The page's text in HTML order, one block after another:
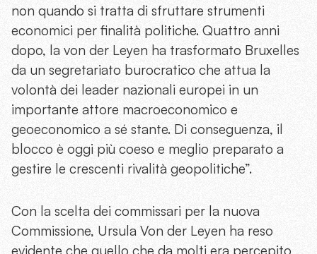
non quando si tratta di sfruttare strumenti
economici per finalità politiche. Quattro anni
dopo, la von der Leyen ha trasformato Bruxelles
da un segretariato burocratico che attua la
volontà dei leader nazionali europei in un
importante attore macroeconomico e
geoeconomico a sé stante. Di conseguenza, il
blocco è oggi più coeso e meglio preparato a
gestire le crescenti rivalità geopolitiche”.
Con la scelta dei commissari per la nuova
Commissione, Ursula Von der Leyen ha reso
evidente che quello che da molti era percepito